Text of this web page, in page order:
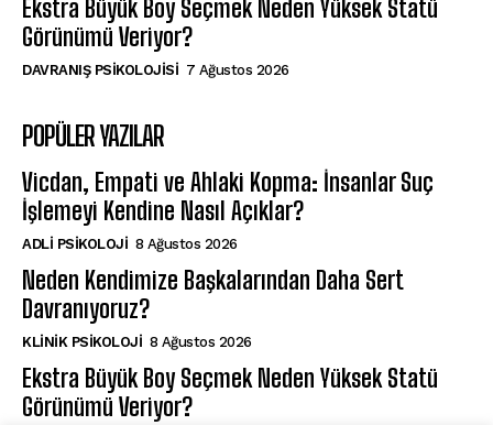
Ekstra Büyük Boy Seçmek Neden Yüksek Statü
Görünümü Veriyor?
DAVRANIŞ PSIKOLOJISI 7 Ağustos 2026
POPÜLER YAZILAR
Vicdan, Empati ve Ahlaki Kopma: İnsanlar Suç
İşlemeyi Kendine Nasıl Açıklar?
ADLI PSIKOLOJI 8 Ağustos 2026
Neden Kendimize Başkalarından Daha Sert
Davranıyoruz?
KLINIK PSIKOLOJI 8 Ağustos 2026
Ekstra Büyük Boy Seçmek Neden Yüksek Statü
Görünümü Veriyor?